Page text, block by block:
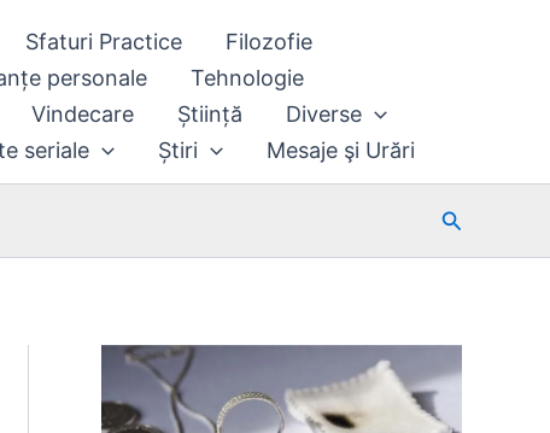
Sfaturi Practice
Filozofie
personale
Tehnologie
Vindecare Știință
Diverse
seriale Știri Mesaje şi Urări
Search